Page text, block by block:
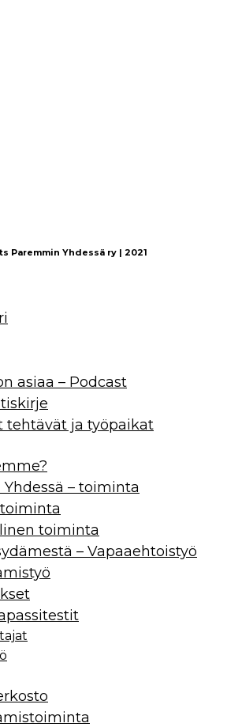
Paremmin Yhdessä ry | 2021
asiaa – Podcast
tehtävät ja työpaikat
– toiminta
toiminta
– Vapaaehtoistyö